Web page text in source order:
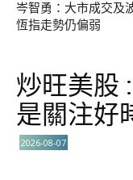
岑智勇：大市成交及
恆指走勢仍偏弱
炒旺美股
是關注好
2026-08-07